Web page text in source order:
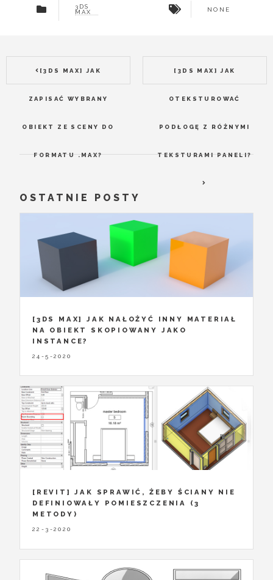
3DS
MAX
NONE
[3DS MAX] JAK
ZAPISAĆ WYBRANY
OBIEKT ZE SCENY DO
FORMATU .MAX?
[3DS MAX] JAK
OTEKSTUROWAĆ
PODŁOGĘ Z RÓŻNYMI
TEKSTURAMI PANELI?
OSTATNIE POSTY
[3DS MAX] JAK NAŁOŻYĆ INNY MATERIAŁ
NA OBIEKT SKOPIOWANY JAKO
INSTANCE?
24-5-2020
[REVIT] JAK SPRAWIĆ, ŻEBY ŚCIANY NIE
DEFINIOWAŁY POMIESZCZENIA (3
METODY)
22-3-2020